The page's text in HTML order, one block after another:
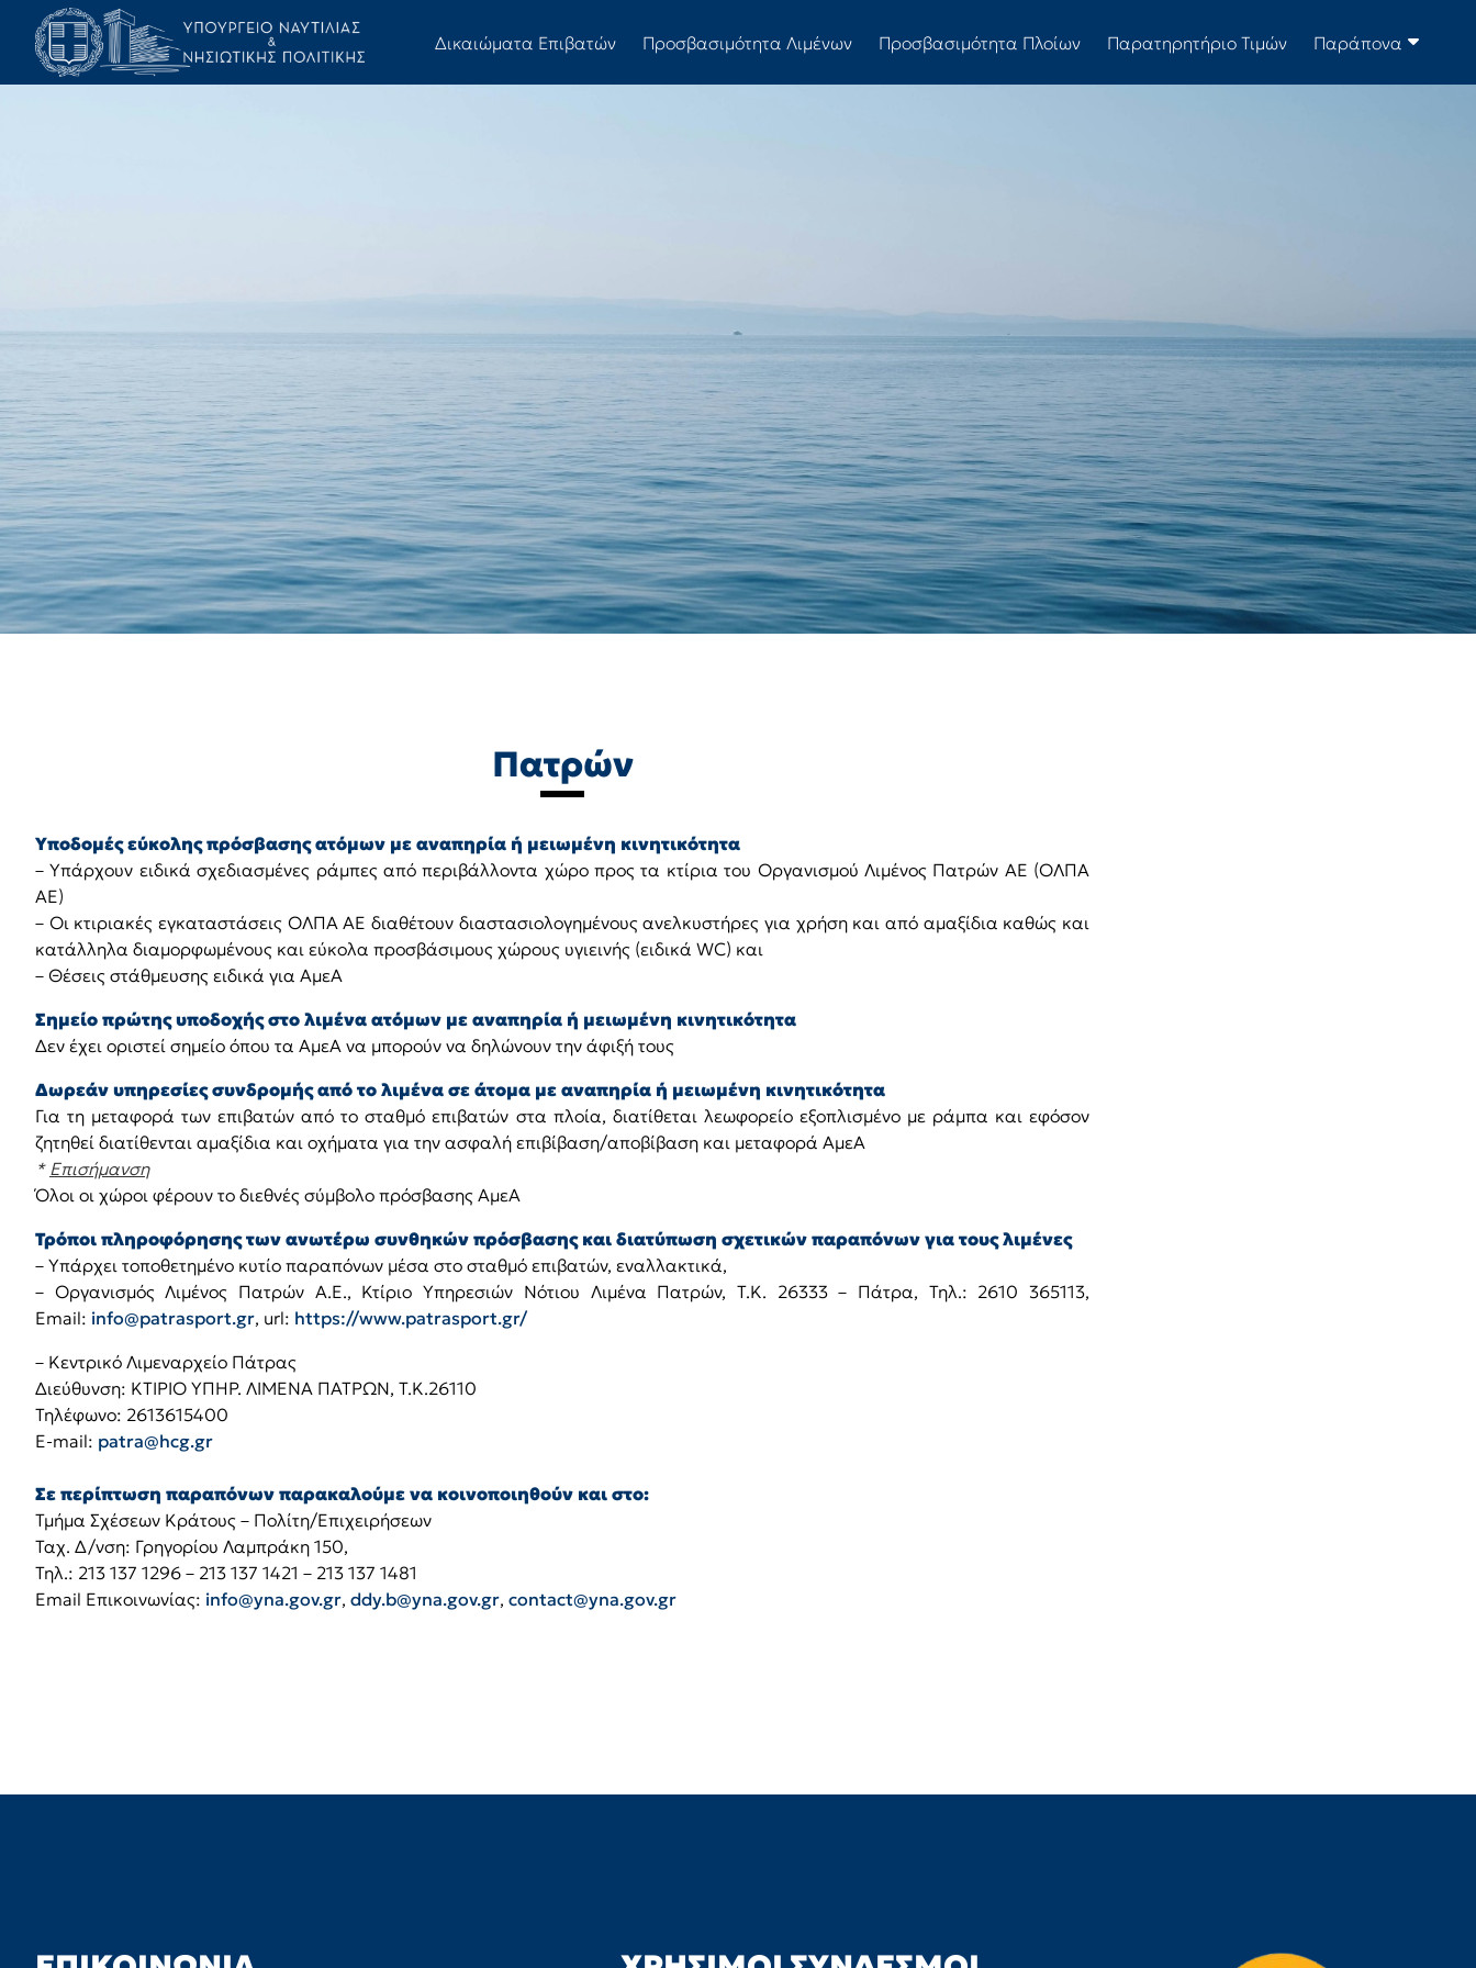
Δικαιώματα Επιβατών Προσβασιμότητα Λιμένων Προσβασιμότητα Πλοίων Παρατηρητήριο Τιμών Παράπονα
Πατρών
Υποδομές εύκολης πρόσβασης ατόμων με αναπηρία ή μειωμένη κινητικότητα
– Υπάρχουν ειδικά σχεδιασμένες ράμπες από περιβάλλοντα χώρο προς τα κτίρια του Οργανισμού Λιμένος Πατρών ΑΕ (ΟΛΠΑ
ΑΕ)
– Οι κτιριακές εγκαταστάσεις ΟΛΠΑ ΑΕ διαθέτουν διαστασιολογημένους ανελκυστήρες για χρήση και από αμαξίδια καθώς και
κατάλληλα διαμορφωμένους και εύκολα προσβάσιμους χώρους υγιεινής (ειδικά WC) και
– Θέσεις στάθμευσης ειδικά για ΑμεΑ
Σημείο πρώτης υποδοχής στο λιμένα ατόμων με αναπηρία ή μειωμένη κινητικότητα
Δεν έχει οριστεί σημείο όπου τα ΑμεΑ να μπορούν να δηλώνουν την άφιξή τους
Δωρεάν υπηρεσίες συνδρομής από το λιμένα σε άτομα με αναπηρία ή μειωμένη κινητικότητα
Για τη μεταφορά των επιβατών από το σταθμό επιβατών στα πλοία, διατίθεται λεωφορείο εξοπλισμένο με ράμπα και εφόσον
ζητηθεί διατίθενται αμαξίδια και οχήματα για την ασφαλή επιβίβαση/αποβίβαση και μεταφορά ΑμεΑ
* Επισήμανση
Όλοι οι χώροι φέρουν το διεθνές σύμβολο πρόσβασης ΑμεΑ
Τρόποι πληροφόρησης των ανωτέρω συνθηκών πρόσβασης και διατύπωση σχετικών παραπόνων για τους λιμένες
– Υπάρχει τοποθετημένο κυτίο παραπόνων μέσα στο σταθμό επιβατών, εναλλακτικά,
– Οργανισμός Λιμένος Πατρών Α.Ε., Κτίριο Υπηρεσιών Νότιου Λιμένα Πατρών, Τ.Κ. 26333 – Πάτρα, Τηλ.: 2610 365113,
Email: info@patrasport.gr, url: https://www.patrasport.gr/
– Κεντρικό Λιμεναρχείο Πάτρας
Διεύθυνση: ΚΤΙΡΙΟ ΥΠΗΡ. ΛΙΜΕΝΑ ΠΑΤΡΩΝ, Τ.Κ.26110
Τηλέφωνο: 2613615400
E-mail: patra@hcg.gr
Σε περίπτωση παραπόνων παρακαλούμε να κοινοποιηθούν και στο:
Τμήμα Σχέσεων Κράτους – Πολίτη/Επιχειρήσεων
Ταχ. Δ/νση: Γρηγορίου Λαμπράκη 150,
Τηλ.: 213 137 1296 – 213 137 1421 – 213 137 1481
Email Επικοινωνίας: info@yna.gov.gr, ddy.b@yna.gov.gr, contact@yna.gov.gr